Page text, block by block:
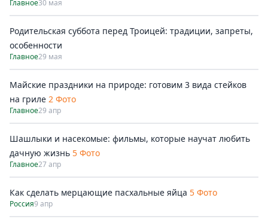
Главное30 мая
Родительская суббота перед Троицей: традиции, запреты,
особенности
Главное29 мая
Майские праздники на природе: готовим 3 вида стейков
на гриле 2 Фото
Главное29 апр
Шашлыки и насекомые: фильмы, которые научат любить
дачную жизнь 5 Фото
Главное27 апр
Как сделать мерцающие пасхальные яйца 5 Фото
Россия9 апр